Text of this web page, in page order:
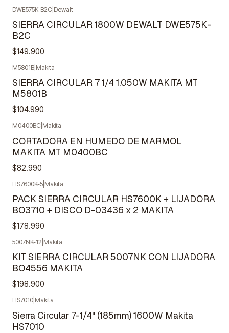
Agotado
DWE575K-B2C Dewalt
SIERRA CIRCULAR 1800W DEWALT DWE575K-
B2C
$149.900
M5801B Makita
SIERRA CIRCULAR 7 1/4 1.050W MAKITA MT
M5801B
$104.990
M0400BC Makita
CORTADORA EN HUMEDO DE MARMOL
MAKITA MT M0400BC
$82.990
Agotado
HS7600K-5 Makita
PACK SIERRA CIRCULAR HS7600K + LIJADORA
BO3710 + DISCO D-03436 x 2 MAKITA
$178.990
Agotado
5007NK-12 Makita
KIT SIERRA CIRCULAR 5007NK CON LIJADORA
BO4556 MAKITA
$198.900
HS7010 Makita
Sierra Circular 7-1/4" (185mm) 1600W Makita
HS7010